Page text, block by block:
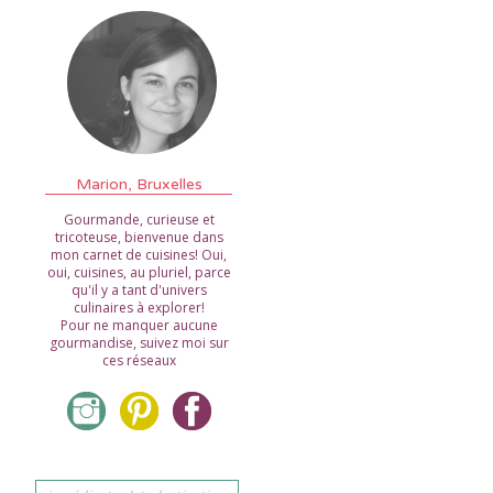
Marion, Bruxelles
Gourmande, curieuse et
tricoteuse, bienvenue dans
mon carnet de cuisines! Oui,
oui, cuisines, au pluriel, parce
qu'il y a tant d'univers
culinaires à explorer!
Pour ne manquer aucune
gourmandise, suivez moi sur
ces réseaux